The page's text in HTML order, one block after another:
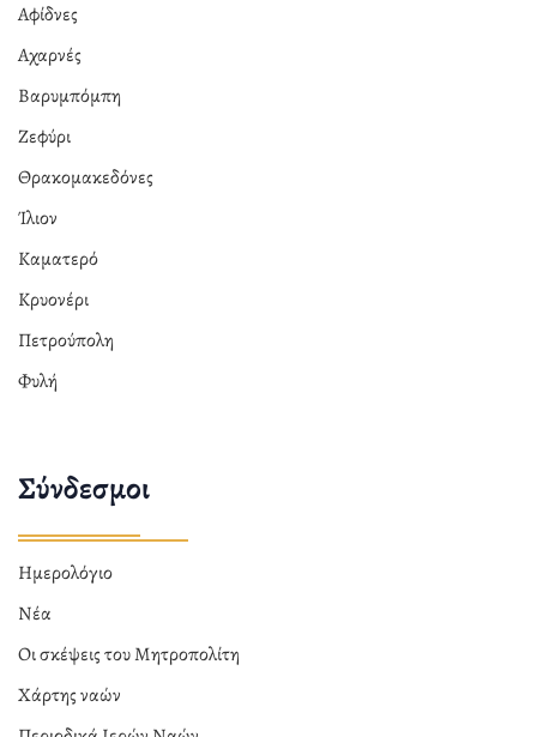
Αφίδνες
Αχαρνές
Βαρυμπόμπη
Ζεφύρι
Θρακομακεδόνες
Ίλιον
Καματερό
Κρυονέρι
Πετρούπολη
Φυλή
Σύνδεσμοι
Ημερολόγιο
Νέα
Οι σκέψεις του Μητροπολίτη
Χάρτης ναών